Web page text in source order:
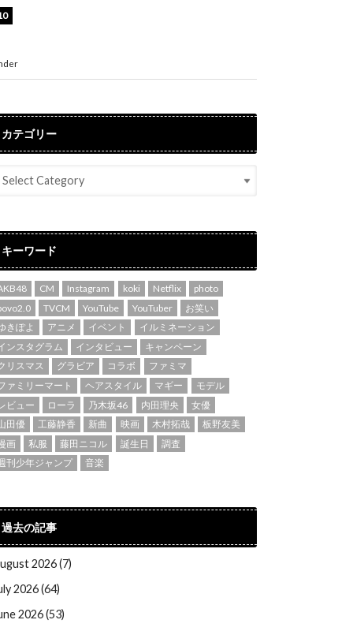
カテゴリー
キーワード
CM Instagram koki Netflix
photo
TVCM YouTube YouTuber
お笑い
きぽよ
アニメ イベント
イルミネーション
ンスタグラム
インタビュー
キャンペーン
リスマス
グラビア コラボ
ファミマ
ァミリーマート
ヘアスタイル マギー
モデル
ビュー
ローラ 乃木坂46 内田理央
女優
田優
工藤静香 新曲 映画 木村拓哉
板野友美
画
私服 藤田ニコル 誕生日
調査
刊少年ジャンプ
音楽
過去の記事
2026 (7)
2026 (64)
2026 (53)